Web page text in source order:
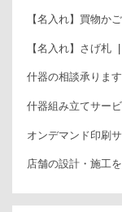
【名入れ】買物かご
【名入れ】さげ札
什器の相談承ります
什器組み立てサー
オンデマンド印刷
店舗の設計・施工